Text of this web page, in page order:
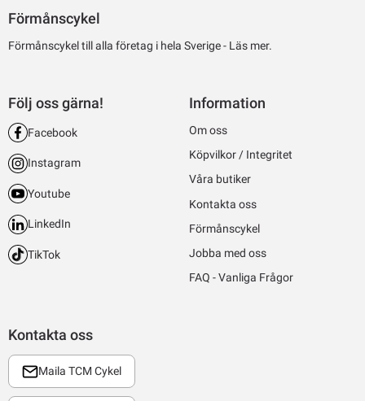
Förmånscykel
Förmånscykel till alla företag i hela Sverige - Läs mer.
Kontakta oss
Maila TCM Cykel
Följ oss gärna!
Facebook
Instagram
Youtube
LinkedIn
TikTok
Information
Om oss
Köpvilkor / Integritet
Våra butiker
Kontakta oss
Förmånscykel
Jobba med oss
FAQ - Vanliga Frågor